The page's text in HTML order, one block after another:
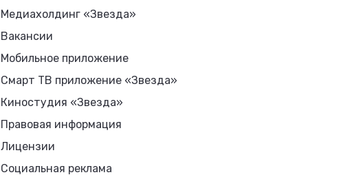
Медиахолдинг «Звезда»
Вакансии
Мобильное приложение
Смарт ТВ приложение «Звезда»
Киностудия «Звезда»
Правовая информация
Лицензии
Социальная реклама